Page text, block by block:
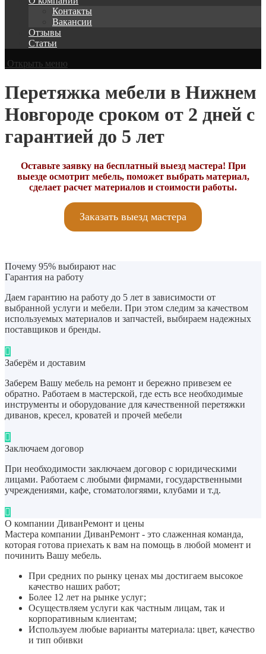
Контакты
Вакансии
Отзывы
Статьи
Открыть меню
Перетяжка мебели в Нижнем
Новгороде сроком от 2 дней с
гарантией до 5 лет
Оставьте заявку на бесплатный выезд мастера! При
выезде осмотрит мебель, поможет выбрать материал,
сделает расчет материалов и стоимости работы.
Заказать выезд мастера
Почему 95% выбирают нас
Гарантия на работу
Даем гарантию на работу до 5 лет в зависимости от
выбранной услуги и мебели. При этом следим за качеством
используемых материалов и запчастей, выбираем надежных
поставщиков и бренды.
Заберём и доставим
Заберем Вашу мебель на ремонт и бережно привезем ее
обратно. Работаем в мастерской, где есть все необходимые
инструменты и оборудование для качественной перетяжки
диванов, кресел, кроватей и прочей мебели
Заключаем договор
При необходимости заключаем договор с юридическими
лицами. Работаем с любыми фирмами, государственными
учреждениями, кафе, стоматологяями, клубами и т.д.
О компании ДиванРемонт и цены
Мастера компании ДиванРемонт - это слаженная команда,
которая готова приехать к вам на помощь в любой момент и
починить Вашу мебель.
При средних по рынку ценах мы достигаем высокое
качество наших работ;
Более 12 лет на рынке услуг;
Осуществляем услуги как частным лицам, так и
корпоративным клиентам;
Используем любые варианты материала: цвет, качество
и тип обивки